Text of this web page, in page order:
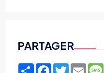
PARTAGER
ShareFacebook
TwitterEmail